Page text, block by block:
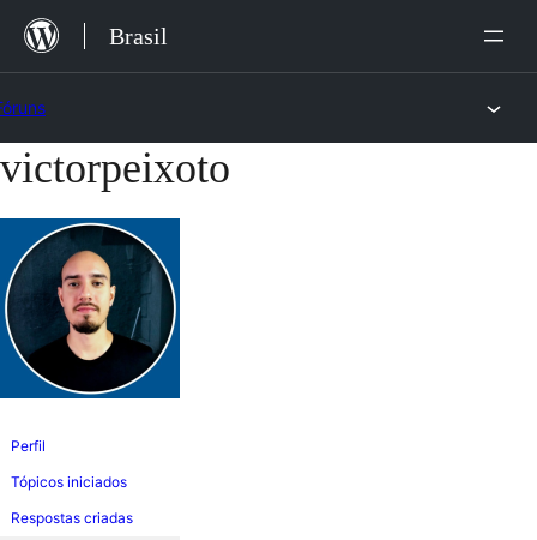
para
Brasil
Pular
conteúdo
victorpeixoto
Perfil
Tópicos iniciados
Respostas criadas